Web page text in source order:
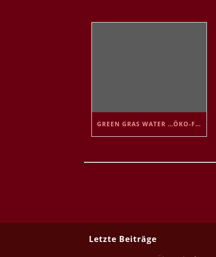
GREEN GRAS WATER …ÖKO-FARBE FÜR DAS GRAS
Letzte Beiträge